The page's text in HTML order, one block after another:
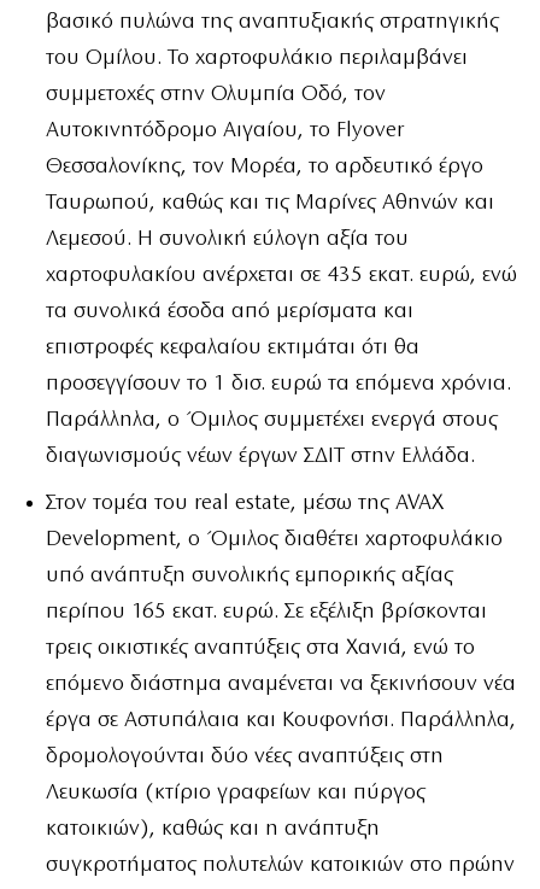
βασικό πυλώνα της αναπτυξιακής στρατηγικής
του Ομίλου. Το χαρτοφυλάκιο περιλαμβάνει
συμμετοχές στην Ολυμπία Οδό, τον
Αυτοκινητόδρομο Αιγαίου, το Flyover
Θεσσαλονίκης, τον Μορέα, το αρδευτικό έργο
Ταυρωπού, καθώς και τις Μαρίνες Αθηνών και
Λεμεσού. Η συνολική εύλογη αξία του
χαρτοφυλακίου ανέρχεται σε 435 εκατ. ευρώ, ενώ
τα συνολικά έσοδα από μερίσματα και
επιστροφές κεφαλαίου εκτιμάται ότι θα
προσεγγίσουν το 1 δισ. ευρώ τα επόμενα χρόνια.
Παράλληλα, ο Όμιλος συμμετέχει ενεργά στους
διαγωνισμούς νέων έργων ΣΔΙΤ στην Ελλάδα.
Στον τομέα του real estate, μέσω της AVAX
Development, ο Όμιλος διαθέτει χαρτοφυλάκιο
υπό ανάπτυξη συνολικής εμπορικής αξίας
περίπου 165 εκατ. ευρώ. Σε εξέλιξη βρίσκονται
τρεις οικιστικές αναπτύξεις στα Χανιά, ενώ το
επόμενο διάστημα αναμένεται να ξεκινήσουν νέα
έργα σε Αστυπάλαια και Κουφονήσι. Παράλληλα,
δρομολογούνται δύο νέες αναπτύξεις στη
Λευκωσία (κτίριο γραφείων και πύργος
κατοικιών), καθώς και η ανάπτυξη
συγκροτήματος πολυτελών κατοικιών στο πρώην